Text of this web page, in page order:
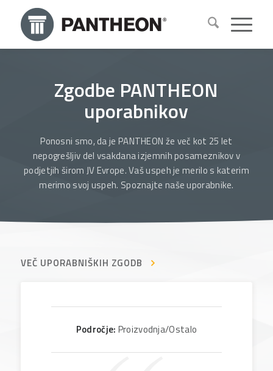
Zgodbe PANTHEON
uporabnikov
Ponosni smo, da je PANTHEON že več kot 25 let
nepogrešljiv del vsakdana izjemnih posameznikov v
podjetjih širom JV Evrope. Vaš uspeh je merilo s katerim
merimo svoj uspeh. Spoznajte naše uporabnike.
VEČ UPORABNIŠKIH ZGODB
Področje: Proizvodnja/Ostalo